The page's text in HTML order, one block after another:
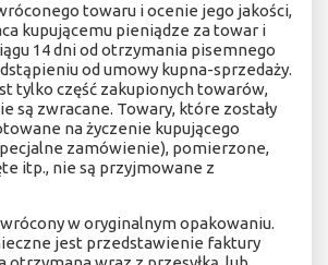
towaru i ocenie jego jakości,
kupującemu pieniądze za towar i
14 dni od otrzymania pisemnego
od umowy kupna-sprzedaży.
tylko część zakupionych towarów,
są zwracane. Towary, które zostały
na życzenie kupującego
zamówienie), pomierzone,
itp., nie są przyjmowane z
w oryginalnym opakowaniu.
jest przedstawienie faktury